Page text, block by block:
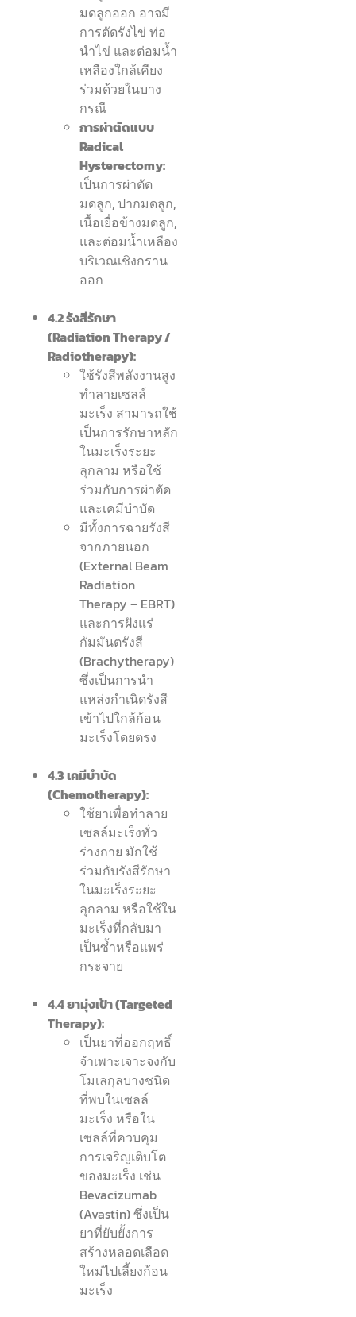
มดลูกออก อาจมี
การตัดรังไข่ ท่อ
นำไข่ และต่อมน้ำ
เหลืองใกล้เคียง
ร่วมด้วยในบาง
กรณี
การผ่าตัดแบบ
Radical
Hysterectomy:
เป็นการผ่าตัด
มดลูก, ปากมดลูก,
เนื้อเยื่อข้างมดลูก,
และต่อมน้ำเหลือง
บริเวณเชิงกราน
ออก
4.2 รังสีรักษา
(Radiation Therapy /
Radiotherapy):
ใช้รังสีพลังงานสูง
ทำลายเซลล์
มะเร็ง สามารถใช้
เป็นการรักษาหลัก
ในมะเร็งระยะ
ลุกลาม หรือใช้
ร่วมกับการผ่าตัด
และเคมีบำบัด
มีทั้งการฉายรังสี
จากภายนอก
(External Beam
Radiation
Therapy – EBRT)
และการฝังแร่
กัมมันตรังสี
(Brachytherapy)
ซึ่งเป็นการนำ
แหล่งกำเนิดรังสี
เข้าไปใกล้ก้อน
มะเร็งโดยตรง
4.3 เคมีบำบัด
(Chemotherapy):
ใช้ยาเพื่อทำลาย
เซลล์มะเร็งทั่ว
ร่างกาย มักใช้
ร่วมกับรังสีรักษา
ในมะเร็งระยะ
ลุกลาม หรือใช้ใน
มะเร็งที่กลับมา
เป็นซ้ำหรือแพร่
กระจาย
4.4 ยามุ่งเป้า (Targeted
Therapy):
เป็นยาที่ออกฤทธิ์
จำเพาะเจาะจงกับ
โมเลกุลบางชนิด
ที่พบในเซลล์
มะเร็ง หรือใน
เซลล์ที่ควบคุม
การเจริญเติบโต
ของมะเร็ง เช่น
Bevacizumab
(Avastin) ซึ่งเป็น
ยาที่ยับยั้งการ
สร้างหลอดเลือด
ใหม่ไปเลี้ยงก้อน
มะเร็ง